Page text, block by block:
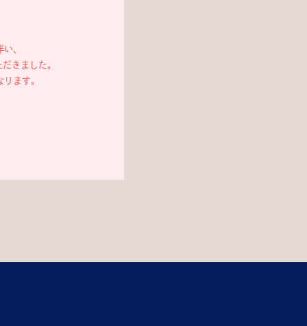
、
きました。
ます。